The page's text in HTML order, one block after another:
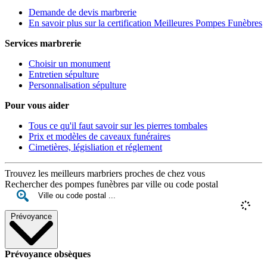
Demande de devis marbrerie
En savoir plus sur la certification Meilleures Pompes Funèbres
Services marbrerie
Choisir un monument
Entretien sépulture
Personnalisation sépulture
Pour vous aider
Tous ce qu'il faut savoir sur les pierres tombales
Prix et modèles de caveaux funéraires
Cimetières, législiation et réglement
Trouvez les meilleurs marbriers proches de chez vous
Rechercher des pompes funèbres par ville ou code postal
Prévoyance
Prévoyance obsèques